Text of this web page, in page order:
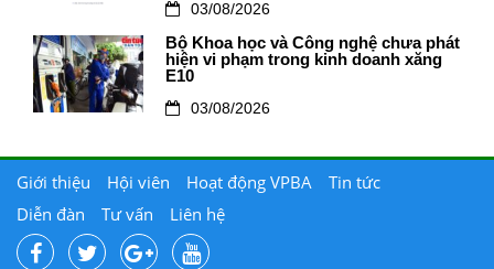
03/08/2026
Bộ Khoa học và Công nghệ chưa phát
hiện vi phạm trong kinh doanh xăng
E10
03/08/2026
Giới thiệu Hội viên Hoạt động VPBA
Tin tức
Diễn đàn
Tư vấn Liên hệ